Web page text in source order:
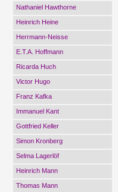
Nathaniel Hawthorne
Heinrich Heine
Herrmann-Neisse
E.T.A. Hoffmann
Ricarda Huch
Victor Hugo
Franz Kafka
Immanuel Kant
Gottfried Keller
Simon Kronberg
Selma Lagerlöf
Heinrich Mann
Thomas Mann